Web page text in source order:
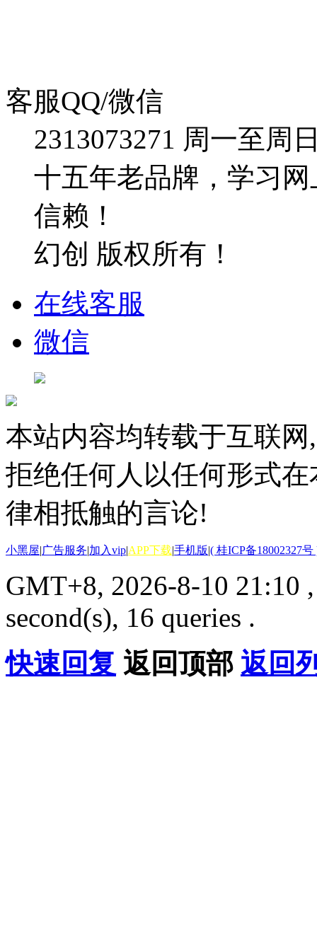
客服QQ/微信
2313073271 周一至周
十五年老品牌，学习
信赖！
幻创 版权所有！
在线客服
微信
本站内容均转载于互联
拒绝任何人以任何形式
律相抵触的言论!
小黑屋|广告服务|加入vip|APP下载|手机版|( 桂ICP备18002327号
GMT+8, 2026-8-10 21:10
second(s), 16 queries .
快速回复 返回顶部 返回